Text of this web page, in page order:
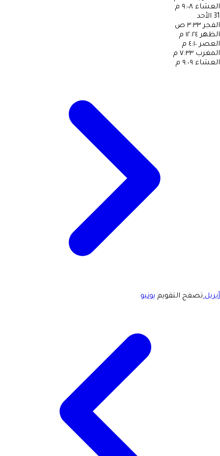
العشاء ٩:٠٨ م
31 الأحد
الفجر ٣:٣٣ ص
الظهر ١٢:٢٤ م
العصر ٤:١٠ م
المغرب ٧:٣٣ م
العشاء ٩:٠٩ م
أبريلتصفح التقويم يونيو